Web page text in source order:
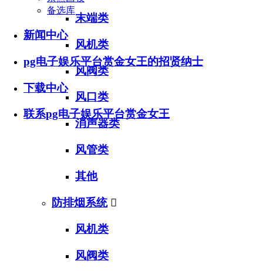
备选库
新闻中心
pg电子娱乐平台赏金女王的招贤纳士
下载中心
联系pg电子娱乐平台赏金女王
末端类
风机类
风阀类
风口类
消声器类
风管类
其他
防排烟系统 
风机类
风阀类